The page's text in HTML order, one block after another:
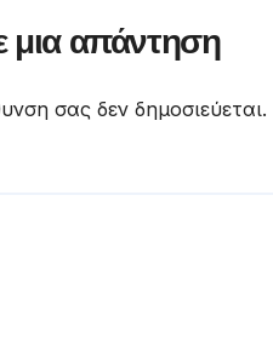
μια απάντηση
σας δεν δημοσιεύεται.